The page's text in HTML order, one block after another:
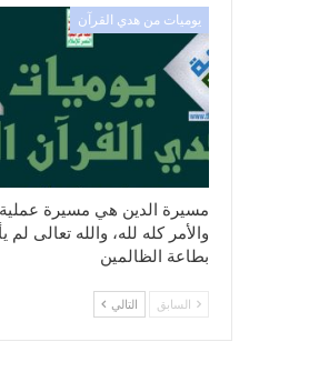
يوميات من هدي القرآن
مسيرة الدين هي مسيرة
والأمر كله لله، والله تعالى لم
بطاعة الظالمين
السابق التالي